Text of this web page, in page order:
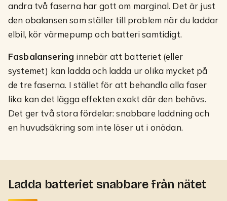
andra två faserna har gott om marginal. Det är just
den obalansen som ställer till problem när du laddar
elbil, kör värmepump och batteri samtidigt.
Fasbalansering innebär att batteriet (eller
systemet) kan ladda och ladda ur olika mycket på
de tre faserna. I stället för att behandla alla faser
lika kan det lägga effekten exakt där den behövs.
Det ger två stora fördelar: snabbare laddning och
en huvudsäkring som inte löser ut i onödan.
Ladda batteriet snabbare från nätet